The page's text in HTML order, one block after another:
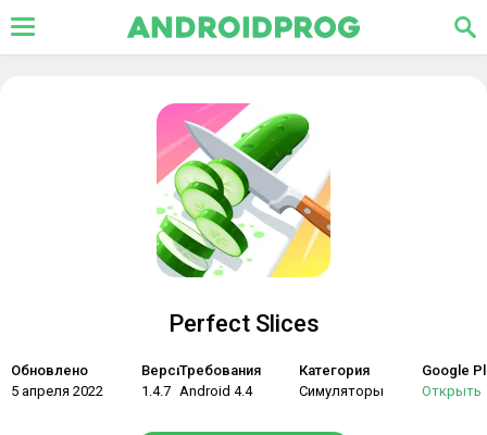
Perfect Slices
Обновлено
5 апреля 2022
Версия
1.4.7
Требования
Android 4.4
Категория
Симуляторы
Google
Открыть